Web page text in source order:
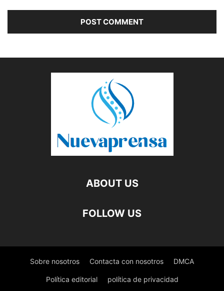
ABOUT US
FOLLOW US
Sobre nosotros Contacta con nosotros DMCA
Política editorial política de privacidad